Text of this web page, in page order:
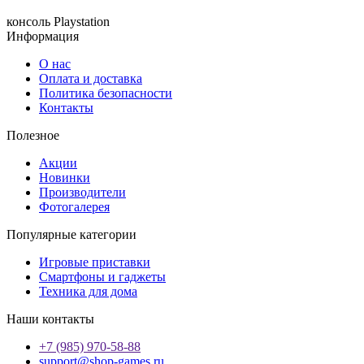
консоль Playstation
Информация
О нас
Оплата и доставка
Политика безопасности
Контакты
Полезное
Акции
Новинки
Производители
Фотогалерея
Популярные категории
Игровые приставки
Смартфоны и гаджеты
Техника для дома
Наши контакты
+7 (985) 970-58-88
support@shop-games.ru